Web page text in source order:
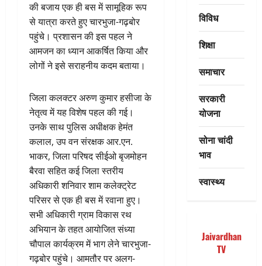
की बजाय एक ही बस में सामूहिक रूप
से यात्रा करते हुए चारभुजा-गढ़बोर
पहुंचे। प्रशासन की इस पहल ने
आमजन का ध्यान आकर्षित किया और
लोगों ने इसे सराहनीय कदम बताया।
जिला कलक्टर अरुण कुमार हसीजा के
नेतृत्व में यह विशेष पहल की गई।
उनके साथ पुलिस अधीक्षक हेमंत
कलाल, उप वन संरक्षक आर.एन.
भाकर, जिला परिषद सीईओ बृजमोहन
बैरवा सहित कई जिला स्तरीय
अधिकारी शनिवार शाम कलेक्ट्रेट
परिसर से एक ही बस में रवाना हुए।
सभी अधिकारी ग्राम विकास रथ
अभियान के तहत आयोजित संध्या
चौपाल कार्यक्रम में भाग लेने चारभुजा-
गढ़बोर पहुंचे। आमतौर पर अलग-
विविध
शिक्षा
समाचार
सरकारी
योजना
सोना चांदी
भाव
स्वास्थ्य
Jaivardhan
TV